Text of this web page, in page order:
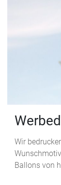
Wir
Ballons von